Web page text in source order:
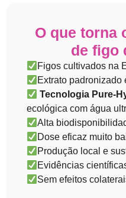
O que torna
de figo
Figos cultivados na
Extrato padronizado
Tecnologia Pure-
ecológica com água
Alta
Dose eficaz muito
Produção local e
Evidências
Sem efeitos